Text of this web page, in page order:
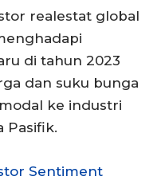
realestat global
di tahun 2023
dan suku bunga
ke industri
Pasifik.
Sentiment